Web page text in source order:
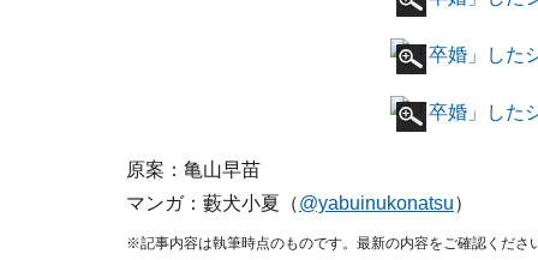
原案：亀山早苗
マンガ：藪犬小夏（@yabuinukonatsu）
※記事内容は執筆時点のものです。最新の内容をご確認くださ